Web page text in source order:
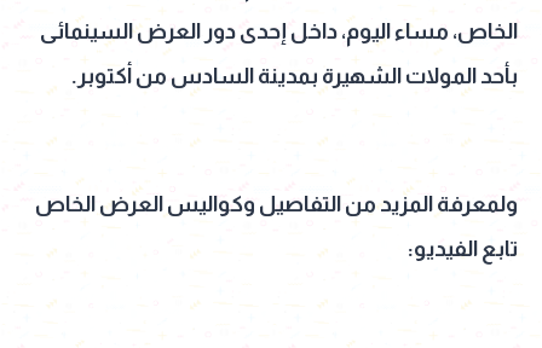
الخاص، مساء اليوم، داخل إحدى دور العرض السينمائى
بأحد المولات الشهيرة بمدينة السادس من أكتوبر.
ولمعرفة المزيد من التفاصيل وكواليس العرض الخاص
تابع الفيديو: